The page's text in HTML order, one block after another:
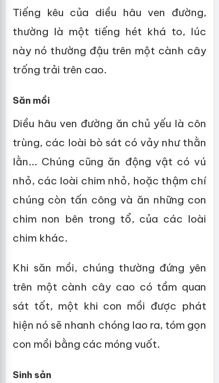
Tiếng kêu của diều hâu ven đường,
thường là một tiếng hét khá to, lúc
này nó thường đậu trên một cành cây
trống trải trên cao.
Săn mồi
Diều hâu ven đường ăn chủ yếu là côn
trùng, các loài bò sát có vảy như thằn
lằn... Chúng cũng ăn động vật có vú
nhỏ, các loài chim nhỏ, hoặc thậm chí
chúng còn tấn công và ăn những con
chim non bên trong tổ, của các loài
chim khác.
Khi săn mồi, chúng thường đứng yên
trên một cành cây cao có tầm quan
sát tốt, một khi con mồi được phát
hiện nó sẽ nhanh chóng lao ra, tóm gọn
con mồi bằng các móng vuốt.
Sinh sản